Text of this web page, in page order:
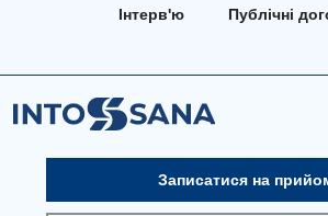
Інтерв'ю Публічні
Записатися на